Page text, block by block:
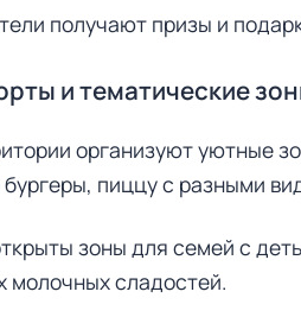
получают призы и
и тематические
организуют уютные
пиццу с разными
зоны для семей с
молочных сладостей.